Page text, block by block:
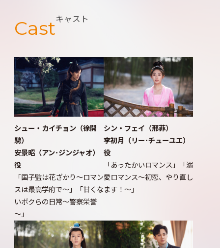
Castキャスト
シュー・カイチョン（徐開
騁）
安景昭（アン･ジンジャオ）
役
「国子監は花ざかり～ロマン
スは最高学府で～」「甘くな
いボクらの日常～警察栄誉
～」
シン・フェイ（邢菲）
李初月（リー･チューユエ）
役
「あったかいロマンス」「溺
愛ロマンス～初恋、やり直し
ます！～」